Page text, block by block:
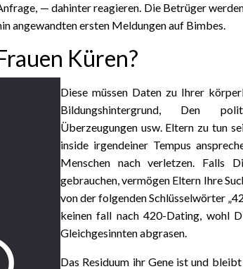
— dahinter reagieren. Die Betrüger
angewandten ersten Meldungen auf Bimbes.
Küren?
Diese müssen Daten zu Ihrer
Bildungshintergrund, Den
Überzeugungen usw. Eltern zu tun
inside irgendeiner Tempus
Menschen nach verletzen. Falls
gebrauchen, vermögen Eltern Ihre
von der folgenden Schlüsselwörter
keinen fall nach 420-Dating, wohl
Gleichgesinnten abgrasen.
Das Residuum ihr Gene ist und